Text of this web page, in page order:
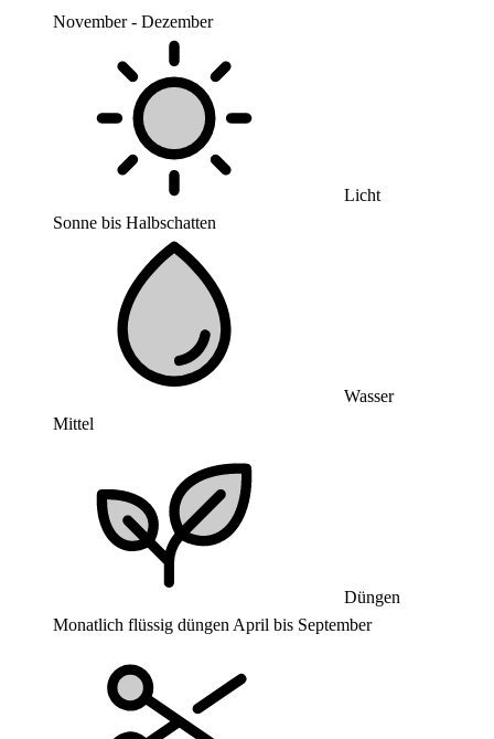
November - Dezember
Licht
Sonne bis Halbschatten
Wasser
Mittel
Düngen
Monatlich flüssig düngen April bis September